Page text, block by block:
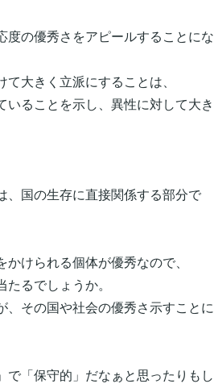
度の優秀さをアピールすることにな
大きく立派にすることは、
ることを示し、異性に対して大き
、国の生存に直接関係する部分で
けられる個体が優秀なので、
るでしょうか。
、その国や社会の優秀さ示すことに
で「保守的」だなぁと思ったりもし